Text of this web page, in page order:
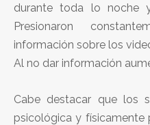
durante toda lo noche
Presionaron
información sobre los
Al no dar información
Cabe destacar que los
psicológica y físicamente